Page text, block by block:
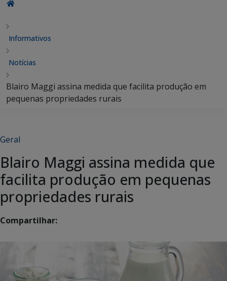
Informativos
Notícias
Blairo Maggi assina medida que facilita produção em
pequenas propriedades rurais
Geral
Blairo Maggi assina medida que
facilita produção em pequenas
propriedades rurais
Compartilhar: